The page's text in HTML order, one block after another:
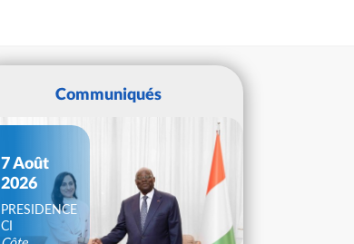
Communiqués
7 Août
2026
PRESIDENCE
CI